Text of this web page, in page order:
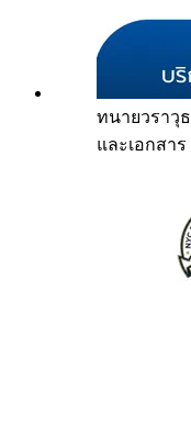
ทนายวราวุธ
และเอกสาร